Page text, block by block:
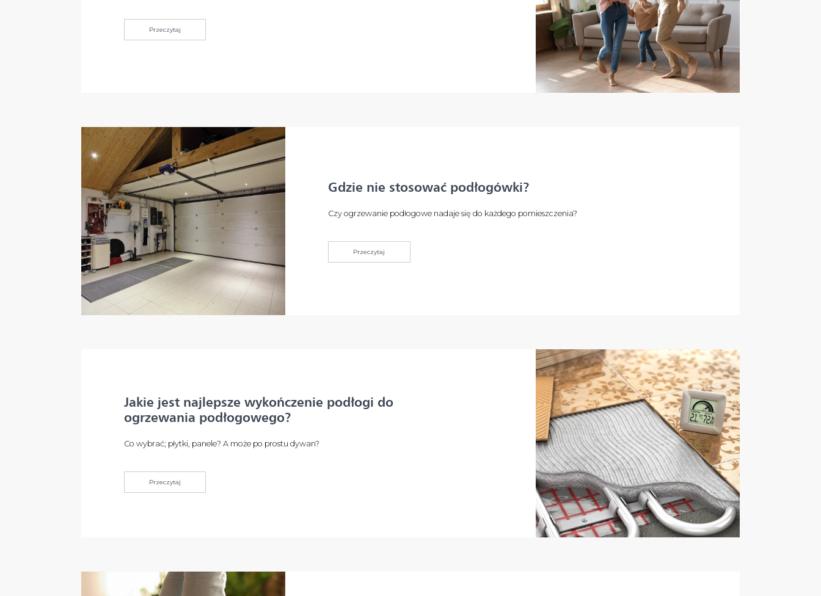
Przeczytaj
Gdzie nie stosować podłogówki?
Czy ogrzewanie podłogowe nadaje się do każdego pomieszczenia?
Przeczytaj
Jakie jest najlepsze wykończenie podłogi do
ogrzewania podłogowego?
Co wybrać; płytki, panele? A może po prostu dywan?
Przeczytaj